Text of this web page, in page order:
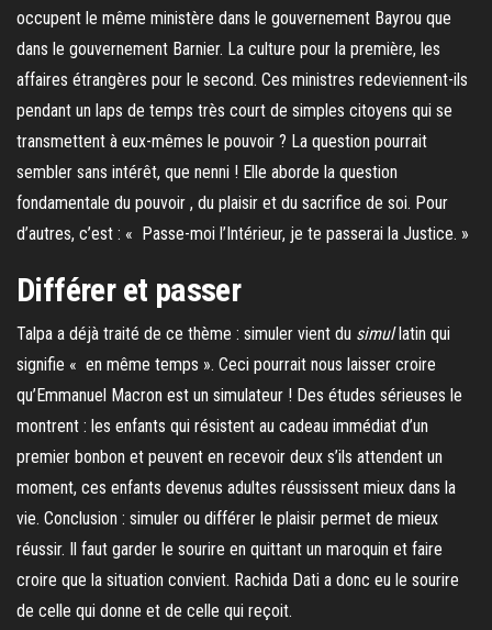
occupent le même ministère dans le gouvernement Bayrou que
dans le gouvernement Barnier. La culture pour la première, les
affaires étrangères pour le second. Ces ministres redeviennent-ils
pendant un laps de temps très court de simples citoyens qui se
transmettent à eux-mêmes le pouvoir ? La question pourrait
sembler sans intérêt, que nenni ! Elle aborde la question
fondamentale du pouvoir , du plaisir et du sacrifice de soi. Pour
d’autres, c’est : « Passe-moi l’Intérieur, je te passerai la Justice. »
Différer et passer
Talpa a déjà traité de ce thème : simuler vient du simullatin qui
signifie « en même temps ». Ceci pourrait nous laisser croire
qu’Emmanuel Macron est un simulateur ! Des études sérieuses le
montrent : les enfants qui résistent au cadeau immédiat d’un
premier bonbon et peuvent en recevoir deux s’ils attendent un
moment, ces enfants devenus adultes réussissent mieux dans la
vie. Conclusion : simuler ou différer le plaisir permet de mieux
réussir. Il faut garder le sourire en quittant un maroquin et faire
croire que la situation convient. Rachida Dati a donc eu le sourire
de celle qui donne et de celle qui reçoit.